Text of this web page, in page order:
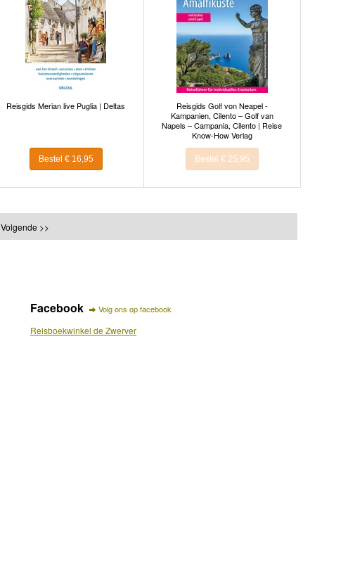
Reisgids Merian live Puglia | Deltas
Bestel € 16,95
Reisgids Golf von Neapel -
Kampanien, Cilento – Golf van
Napels – Campania, Cilento | Reise
Know-How Verlag
Bestel € 25,95
Volgende >>
Facebook Volg ons op facebook
Reisboekwinkel de Zwerver